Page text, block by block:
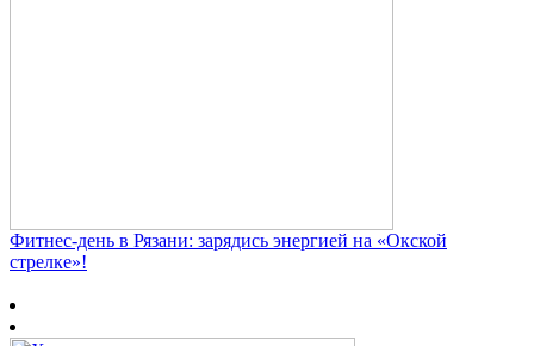
Фитнес‑день в Рязани: зарядись энергией на «Окской
стрелке»!